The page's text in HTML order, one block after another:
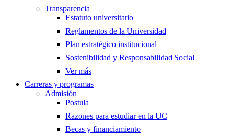
Transparencia
Estatuto universitario
Reglamentos de la Universidad
Plan estratégico institucional
Sostenibilidad y Responsabilidad Social
Ver más
Carreras y programas
Admisión
Postula
Razones para estudiar en la UC
Becas y financiamiento